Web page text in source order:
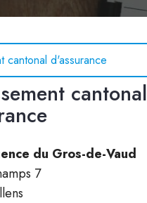
cantonal d'assurance
cantonal
du Gros-de-Vaud
7